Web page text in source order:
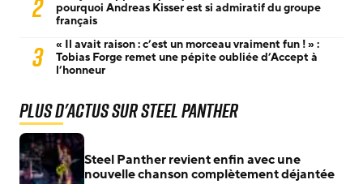
2
pourquoi Andreas Kisser est si admiratif du groupe
français
3
« Il avait raison : c’est un morceau vraiment fun ! » :
Tobias Forge remet une pépite oubliée d’Accept à
l’honneur
Plus d'actus sur Steel Panther
Steel Panther revient enfin avec une
nouvelle chanson complètement déjantée